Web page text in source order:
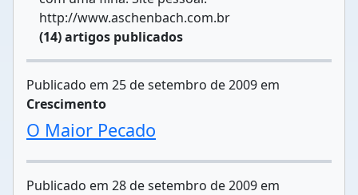
http://www.aschenbach.com.br
(14) artigos publicados
Publicado em 25 de setembro de 2009 em
Crescimento
O Maior Pecado
Publicado em 28 de setembro de 2009 em